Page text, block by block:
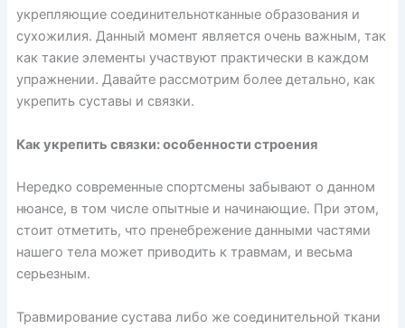
укрепляющие соединительнотканные образования и
сухожилия. Данный момент является очень важным, так
как такие элементы участвуют практически в каждом
упражнении. Давайте рассмотрим более детально, как
укрепить суставы и связки.
Как укрепить связки: особенности строения
Нередко современные спортсмены забывают о данном
нюансе, в том числе опытные и начинающие. При этом,
стоит отметить, что пренебрежение данными частями
нашего тела может приводить к травмам, и весьма
серьезным.
Травмирование сустава либо же соединительной ткани